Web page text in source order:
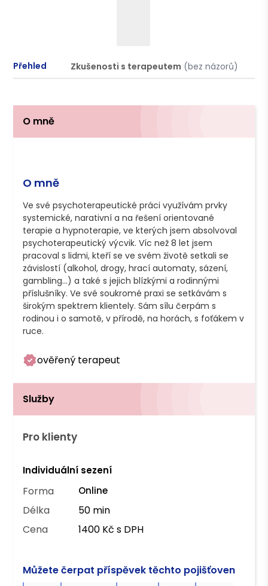
Přehled Zkušenosti s terapeutem (bez názorů)
O mně
O mně
Ve své psychoterapeutické práci využívám prvky
systemické, narativní a na řešení orientované
terapie a hypnoterapie, ve kterých jsem absolvoval
psychoterapeutický výcvik. Víc než 8 let jsem
pracoval s lidmi, kteří se ve svém životě setkali se
závislostí (alkohol, drogy, hrací automaty, sázení,
gambling...) a také s jejich blízkými a rodinnými
příslušníky. Ve své soukromé praxi se setkávám s
širokým spektrem klientely. Sám sílu čerpám s
rodinou i o samotě, v přírodě, na horách, s foťákem v
ruce.
ověřený terapeut
Služby
Pro klienty
Individuální sezení
Forma Online
Délka
50 min
Cena
1400 Kč s DPH
Můžete čerpat příspěvek těchto pojišťoven